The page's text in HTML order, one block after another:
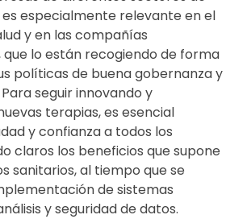
especialmente relevante en el
y en las compañías
lo están recogiendo de forma
políticas de buena gobernanza y
seguir innovando y
terapias, es esencial
y confianza a todos los
claros los beneficios que supone
sanitarios, al tiempo que se
de sistemas
y seguridad de datos.